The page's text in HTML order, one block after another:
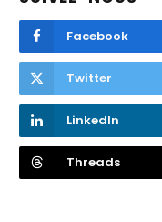
Facebook
Twitter
LinkedIn
Threads